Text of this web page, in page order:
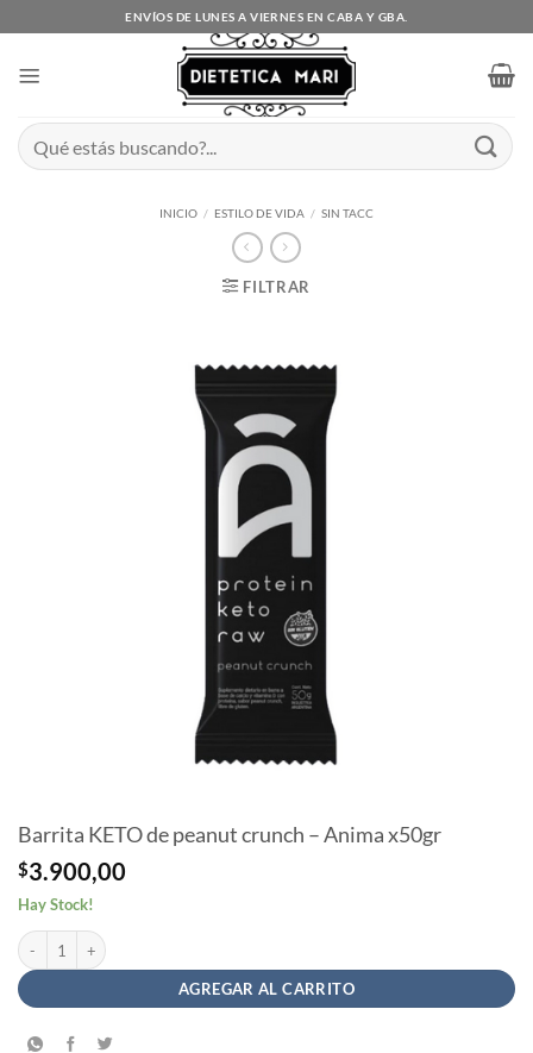
al
ENVÍOS DE LUNES A VIERNES EN CABA Y GBA.
Buscar
por:
INICIO / ESTILO DE VIDA / SIN TACC
FILTRAR
Barrita KETO de peanut crunch – Anima x50gr
$3.900,00
Hay Stock!
Barrita KETO de peanut crunch - Anima x50gr cantidad
AGREGAR AL CARRITO